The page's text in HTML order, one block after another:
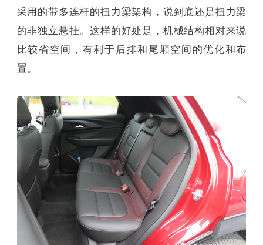
采用的带多连杆的扭力梁架构，说到底还是扭力梁
的非独立悬挂。这样的好处是，机械结构相对来说
比较省空间，有利于后排和尾厢空间的优化和布
置。